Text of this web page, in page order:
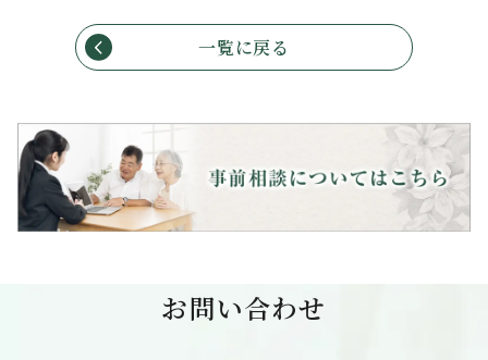
一覧に戻る
お問い合わせ